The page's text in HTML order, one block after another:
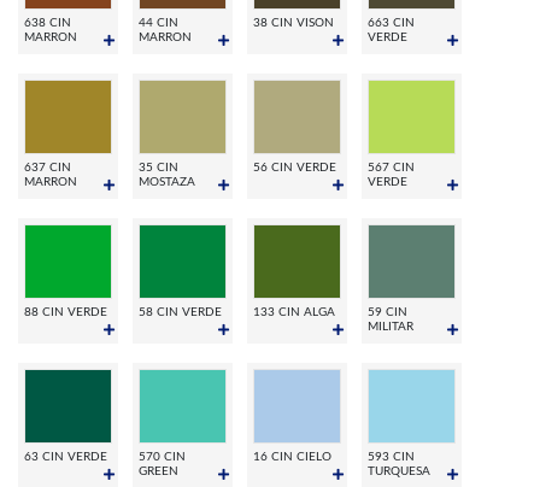
638 CIN
MARRON
44 CIN
MARRON
38 CIN VISON
663 CIN
VERDE
637 CIN
MARRON
35 CIN
MOSTAZA
56 CIN VERDE
567 CIN
VERDE
88 CIN VERDE 58 CIN VERDE 133 CIN ALGA
59 CIN
MILITAR
63 CIN VERDE
570 CIN
GREEN
16 CIN CIELO
593 CIN
TURQUESA